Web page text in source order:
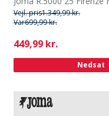
Vejl. pris1.349,99 kr.
Var699,99 kr.
Current
449,99 kr.
Nedsat